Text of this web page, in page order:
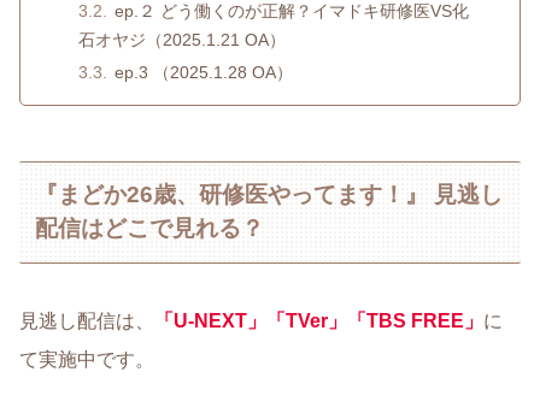
ep.２ どう働くのが正解？イマドキ研修医VS化
石オヤジ（2025.1.21 OA）
ep.3 （2025.1.28 OA）
『まどか26歳、研修医やってます！』 見逃し
配信はどこで見れる？
見逃し配信は、 「U-NEXT」「 TVer」 「TBS FREE」 に
て実施中です。